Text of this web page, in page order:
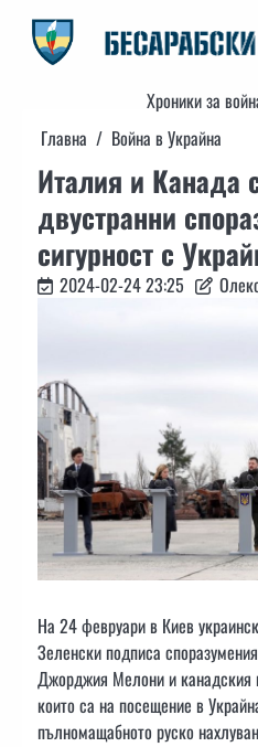
content
Хроники за
Главна
Война в Украйна
Италия и Канада
двустранни
сигурност с
2024-02-24 23:25
На 24 февруари в Киев
Зеленски подписа
Джорджия Мелони и
които са на посещение в
пълномащабното руско